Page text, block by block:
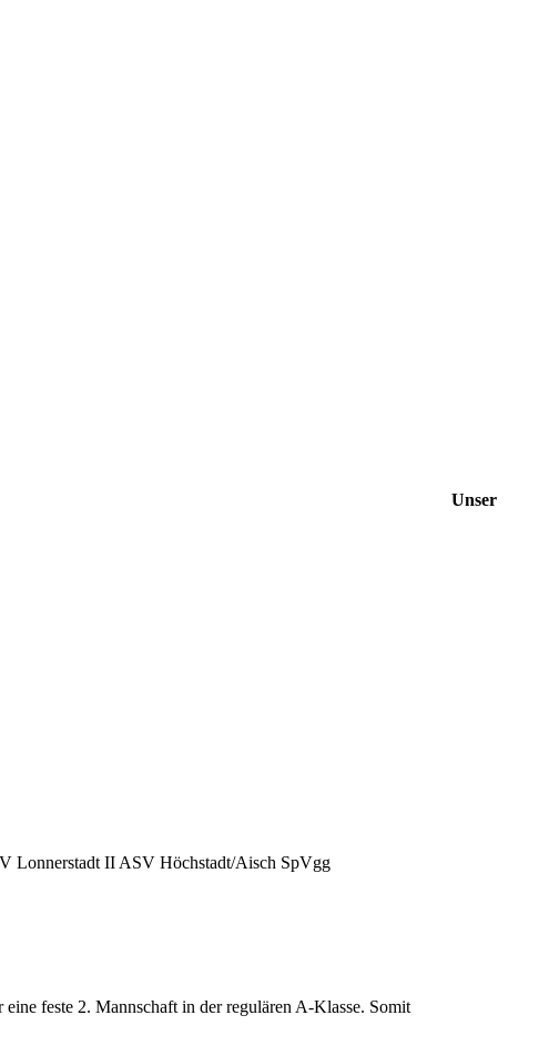
Lonnerstadt II ASV Höchstadt/Aisch SpVgg
feste 2. Mannschaft in der regulären A-Klasse. Somit
Unser